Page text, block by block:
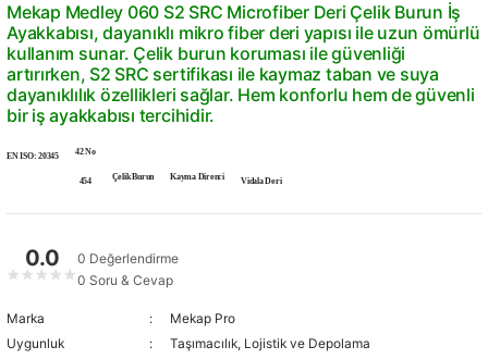
Mekap Medley 060 S2 SRC Microfiber Deri Çelik Burun İş
Ayakkabısı, dayanıklı mikro fiber deri yapısı ile uzun ömürlü
kullanım sunar. Çelik burun koruması ile güvenliği
artırırken, S2 SRC sertifikası ile kaymaz taban ve suya
dayanıklılık özellikleri sağlar. Hem konforlu hem de güvenli
bir iş ayakkabısı tercihidir.
EN ISO: 20345 42 No
454 Çelik Burun Kayma Direnci Vidala Deri
0.0
★ ★ ★ ★ ★
0 Değerlendirme
0 Soru & Cevap
Marka
Mekap Pro
Uygunluk
Taşımacılık, Lojistik ve Depolama